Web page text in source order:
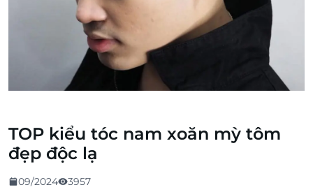
TOP kiểu tóc nam xoăn mỳ tôm
đẹp độc lạ
09/2024 3957